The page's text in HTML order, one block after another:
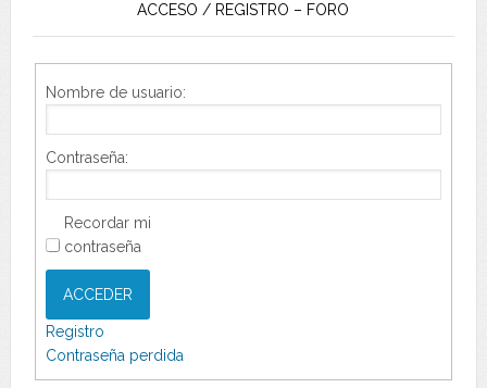
ACCESO / REGISTRO – FORO
Nombre de usuario:
Contraseña:
Recordar mi
contraseña
ACCEDER
Registro
Contraseña perdida